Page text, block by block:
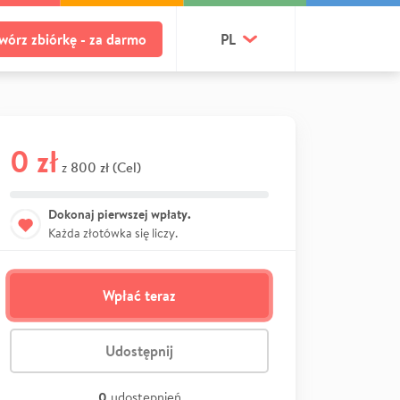
zbiórkę - za darmo PL
0 zł z 800 zł (Cel)
Dokonaj pierwszej wpłaty.
Każda złotówka się liczy.
Wpłać teraz
Udostępnij